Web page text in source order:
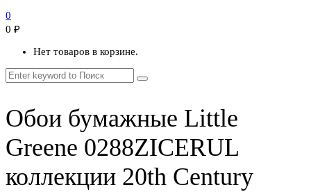
0
0 ₽
Нет товаров в корзине.
Обои бумажные Little
Greene 0288ZICERUL
коллекции 20th Century